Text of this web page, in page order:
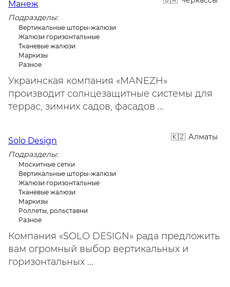
Манеж
Подразделы:
Вертикальные шторы-жалюзи
Жалюзи горизонтальные
Тканевые жалюзи
Маркизы
Разное
Украинская компания «MANEZH»
производит солнцезащитные системы для
террас, зимних садов, фасадов ...
Алматы
Solo Design
Подразделы:
Москитные сетки
Вертикальные шторы-жалюзи
Жалюзи горизонтальные
Тканевые жалюзи
Маркизы
Роллеты, рольставни
Разное
Компания «SOLO DESIGN» рада предложить
вам огромный выбор вертикальных и
горизонтальных ...